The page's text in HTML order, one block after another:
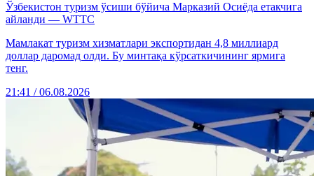
Ўзбекистон туризм ўсиши бўйича Марказий Осиёда етакчига
айланди — WTTC
Мамлакат туризм хизматлари экспортидан 4,8 миллиард
доллар даромад олди. Бу минтақа кўрсаткичининг ярмига
тенг.
21:41 / 06.08.2026